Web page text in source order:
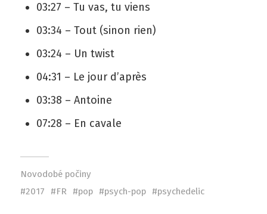
03:27 – Tu vas, tu viens
03:34 – Tout (sinon rien)
03:24 – Un twist
04:31 – Le jour d’après
03:38 – Antoine
07:28 – En cavale
Novodobé počiny
2017
FR pop psych-pop psychedelic